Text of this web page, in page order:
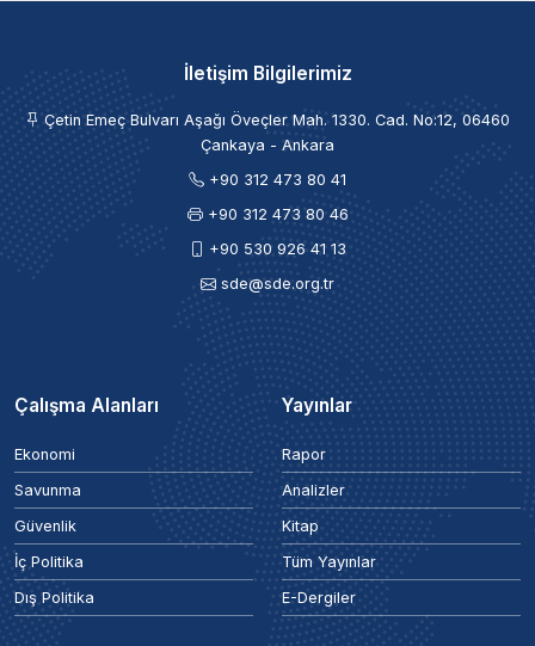
İletişim Bilgilerimiz
Çetin Emeç Bulvarı Aşağı Öveçler Mah. 1330. Cad. No:12, 06460
Çankaya - Ankara
+90 312 473 80 41
+90 312 473 80 46
+90 530 926 41 13
sde@sde.org.tr
Çalışma Alanları
Ekonomi
Savunma
Güvenlik
İç Politika
Dış Politika
Yayınlar
Rapor
Analizler
Kitap
Tüm Yayınlar
E-Dergiler